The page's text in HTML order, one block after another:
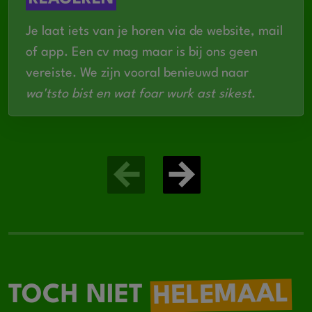
Je laat iets van je horen via de website, mail
of app. Een cv mag maar is bij ons geen
vereiste. We zijn vooral benieuwd naar
wa'tsto bist en wat foar wurk ast sikest.
TOCH NIETHELEMAAL